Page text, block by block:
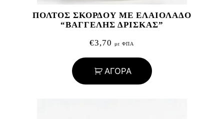
ΠΟΛΤΟΣ ΣΚΟΡΔΟΥ ΜΕ ΕΛΑΙΟΛΑΔΟ
“ΒΑΓΓΕΛΗΣ ΔΡΙΣΚΑΣ”
€3,70 με ΦΠΑ
ΑΓΟΡΑ